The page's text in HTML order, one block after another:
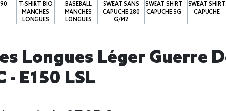
T-SHIRT BIO
MANCHES
LONGUES
BASEBALL
MANCHES
LONGUES
SWEAT SANS
CAPUCHE 280
G/M2
SWEAT SHIRT
CAPUCHE SG
SWEAT SHIRT
CAPUCHE
Longues Léger Guerre
- E150 LSL